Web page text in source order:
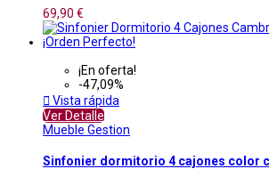
69,90 €
¡En oferta!
-47,09%
 Vista rápida
Ver Detalle
Mueble Gestion
Sinfonier dormitorio 4 cajones color